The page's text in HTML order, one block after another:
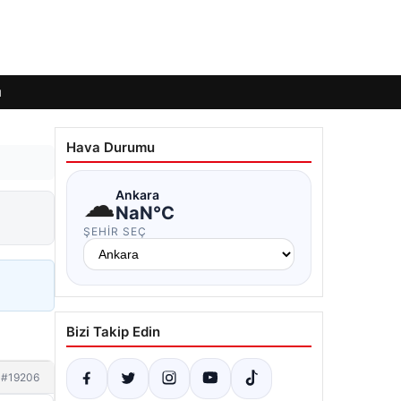
#19206
Hava Durumu
☁Ankara
NaN°C
ŞEHIR SEÇ
Bizi Takip Edin